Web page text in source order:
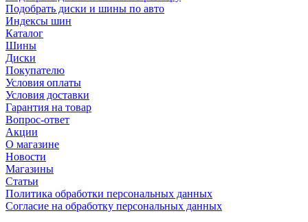
Подобрать диски и шины по авто
Индексы шин
Каталог
Шины
Диски
Покупателю
Условия оплаты
Условия доставки
Гарантия на товар
Вопрос-ответ
Акции
О магазине
Новости
Магазины
Статьи
Политика обработки персональных данных
Согласие на обработку персональных данных